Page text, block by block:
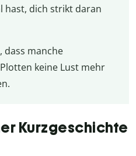
hast, dich strikt daran
dass manche
keine Lust mehr
Kurzgeschichte